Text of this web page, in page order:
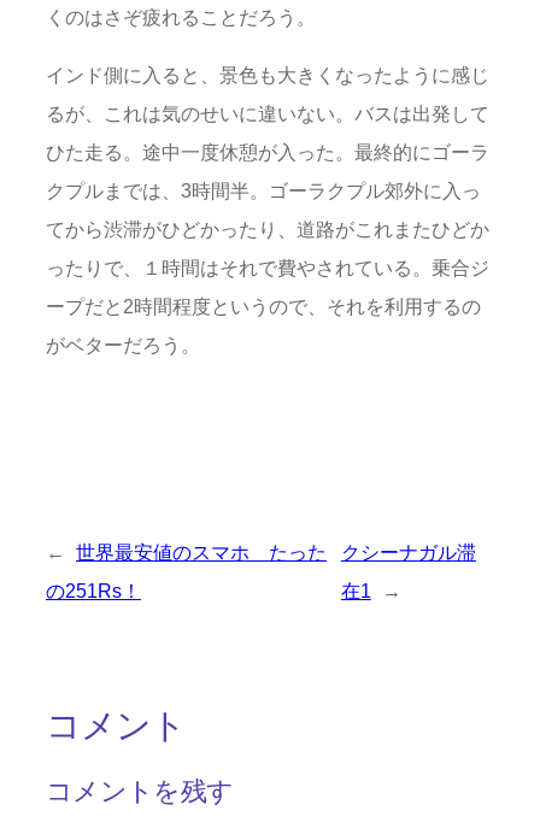
くのはさぞ疲れることだろう。
インド側に入ると、景色も大きくなったように感じ
るが、これは気のせいに違いない。バスは出発して
ひた走る。途中一度休憩が入った。最終的にゴーラ
クプルまでは、3時間半。ゴーラクプル郊外に入っ
てから渋滞がひどかったり、道路がこれまたひどか
ったりで、１時間はそれで費やされている。乗合ジ
ープだと2時間程度というので、それを利用するの
がベターだろう。
←
世界最安値のスマホ たった
の251Rs！
クシーナガル滞
在1
→
コメント
コメントを残す